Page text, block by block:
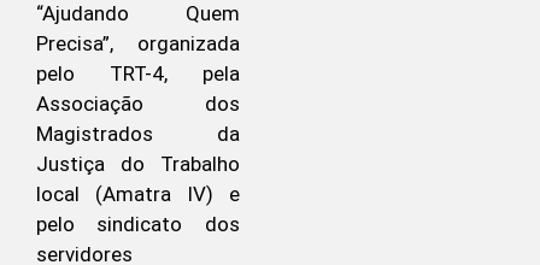
“Ajudando Quem
Precisa”, organizada
pelo TRT-4, pela
Associação dos
Magistrados da
Justiça do Trabalho
local (Amatra IV) e
pelo sindicato dos
servidores